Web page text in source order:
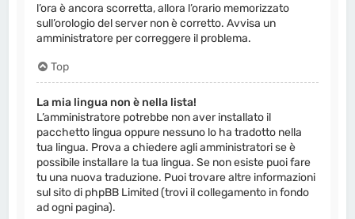
l’ora è ancora scorretta, allora l’orario memorizzato
sull’orologio del server non è corretto. Avvisa un
amministratore per correggere il problema.
Top
La mia lingua non è nella lista!
L’amministratore potrebbe non aver installato il
pacchetto lingua oppure nessuno lo ha tradotto nella
tua lingua. Prova a chiedere agli amministratori se è
possibile installare la tua lingua. Se non esiste puoi fare
tu una nuova traduzione. Puoi trovare altre informazioni
sul sito di phpBB Limited (trovi il collegamento in fondo
ad ogni pagina).